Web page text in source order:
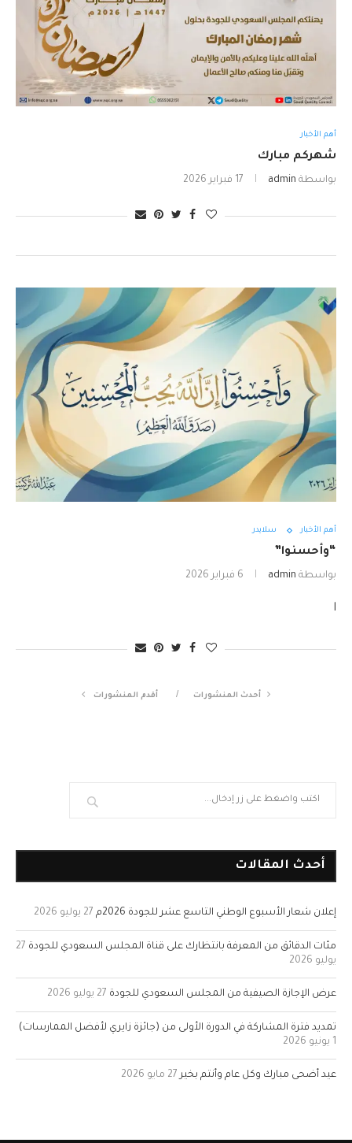
أهم الأخبار
شهركم مبارك
بواسطة admin 17 فبراير 2026
أهم الأخبار سلايدر
“وأحسنوا”
بواسطة admin 6 فبراير 2026
ا
أحدث المنشورات أقدم المنشورات
أحدث المقالات
إعلان شعار الأسبوع الوطني التاسع عشر للجودة 2026م 27 يوليو 2026
مئات الدقائق من المعرفة بانتظارك على قناة المجلس السعودي للجودة 27
يوليو 2026
عرض الإجازة الصيفية من المجلس السعودي للجودة 27 يوليو 2026
تمديد فترة المشاركة في الدورة الأولى من (جائزة زايري لأفضل الممارسات)
1 يونيو 2026
عيد أضحى مبارك وكل عام وأنتم بخير 27 مايو 2026